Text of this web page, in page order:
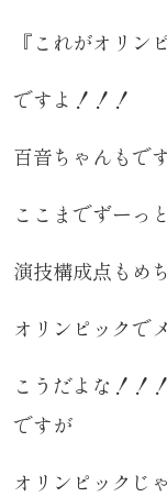
『これがオリン
ですよ！！！
百音ちゃんもで
ここまでずーっ
演技構成点もめ
オリンピックで
こうだよな！！
ですが
オリンピックじ